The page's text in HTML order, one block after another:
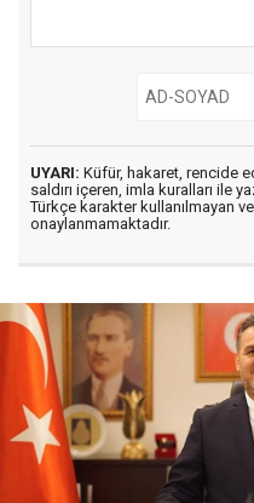
UYARI: Küfür, hakaret, rencide
saldırı içeren, imla kuralları ile
Türkçe karakter kullanılmayan
onaylanmamaktadır.